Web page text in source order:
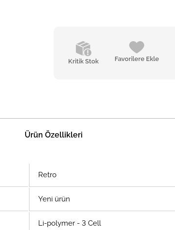
Kritik Stok Favorilere Ekle
Ürün Özellikleri
Retro
Yeni ürün
Li-polymer - 3 Cell